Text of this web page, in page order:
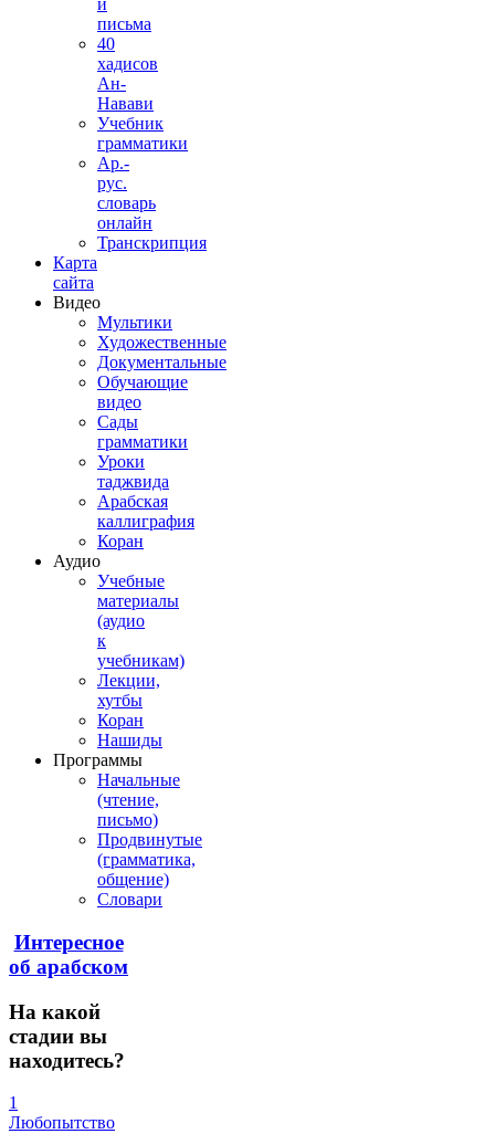
и
письма
40
хадисов
Ан-
Навави
Учебник
грамматики
Ар.-
рус.
словарь
онлайн
Транскрипция
Карта
сайта
Видео
Мультики
Художественные
Документальные
Обучающие
видео
Сады
грамматики
Уроки
таджвида
Арабская
каллиграфия
Коран
Аудио
Учебные
материалы
(аудио
к
учебникам)
Лекции,
хутбы
Коран
Нашиды
Программы
Начальные
(чтение,
письмо)
Продвинутые
(грамматика,
общение)
Словари
Интересное
об арабском
На какой
стадии вы
находитесь?
1
Любопытство